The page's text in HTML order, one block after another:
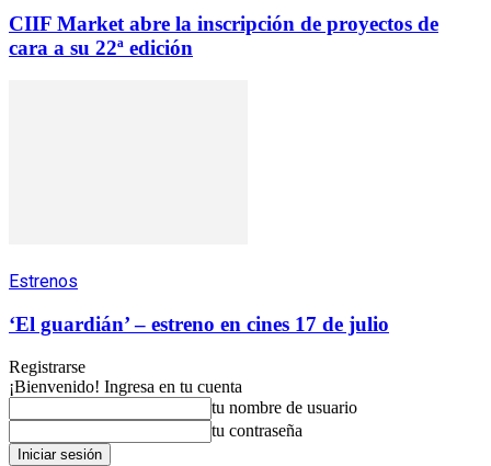
CIIF Market abre la inscripción de proyectos de
cara a su 22ª edición
Estrenos
‘El guardián’ – estreno en cines 17 de julio
Registrarse
¡Bienvenido! Ingresa en tu cuenta
tu nombre de usuario
tu contraseña